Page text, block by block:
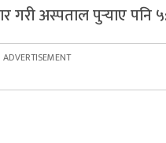
गरी अस्पताल पुर्‍याए